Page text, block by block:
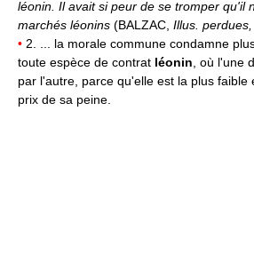
léonin. Il avait si peur de se tromper qu'il
marchés léonins (BALZAC, Illus. perdues,
• 2. ... la morale commune condamne
toute espèce de contrat léonin, où l'une
par l'autre, parce qu'elle est la plus faible
prix de sa peine.